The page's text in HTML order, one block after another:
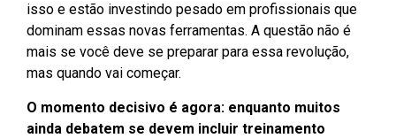
isso e estão investindo pesado em profissionais que
dominam essas novas ferramentas. A questão não é
mais se você deve se preparar para essa revolução,
mas quando vai começar.
O momento decisivo é agora: enquanto muitos
ainda debatem se devem incluir treinamento